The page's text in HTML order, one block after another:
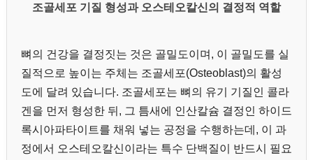
조골세포 기질 형성과 오스테오칼신의 결정적 역할
뼈의 건강을 결정짓는 것은 골밀도이며, 이 골밀도를 실
질적으로 높이는 주체는 조골세포(Osteoblast)의 활성
도에 달려 있습니다. 조골세포는 뼈의 유기 기질인 콜라
겐을 먼저 형성한 뒤, 그 틈새에 인산칼슘 결정인 하이드
록시아파타이트를 채워 넣는 공정을 수행하는데, 이 과
정에서 오스테오칼신이라는 특수 단백질이 반드시 필요